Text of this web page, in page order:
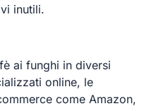
inutili.
ai funghi in diversi
online, le
come Amazon,